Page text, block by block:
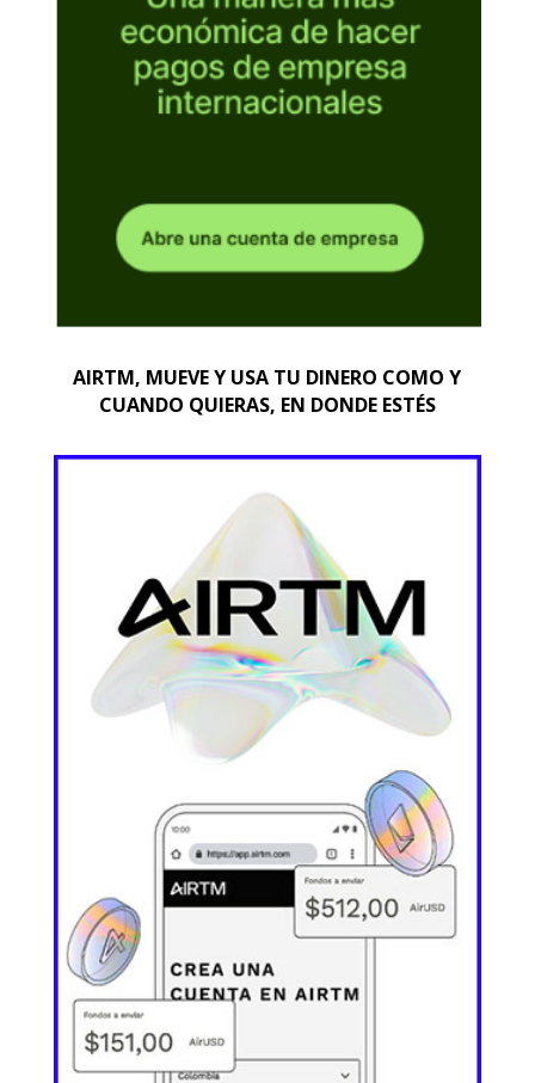
AIRTM, MUEVE Y USA TU DINERO COMO Y
CUANDO QUIERAS, EN DONDE ESTÉS